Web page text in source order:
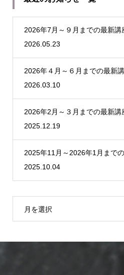
2026年7月～９月までの最新講
2026.05.23
2026年４月～６月までの最新
2026.03.10
2026年2月～３月までの最新講
2025.12.19
2025年11月～2026年1月まで
2025.10.04
月を選択